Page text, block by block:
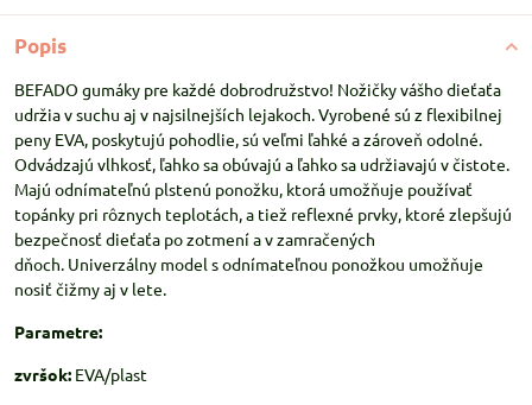
Popis
BEFADO gumáky pre každé dobrodružstvo! Nožičky vášho dieťaťa
udržia v suchu aj v najsilnejších lejakoch. Vyrobené sú z flexibilnej
peny EVA, poskytujú pohodlie, sú veľmi ľahké a zároveň odolné.
Odvádzajú vlhkosť, ľahko sa obúvajú a ľahko sa udržiavajú v čistote.
Majú odnímateľnú plstenú ponožku, ktorá umožňuje používať
topánky pri rôznych teplotách, a tiež reflexné prvky, ktoré zlepšujú
bezpečnosť dieťaťa po zotmení a v zamračených
dňoch. Univerzálny model s odnímateľnou ponožkou umožňuje
nosiť čižmy aj v lete.
Parametre:
zvršok: EVA/plast